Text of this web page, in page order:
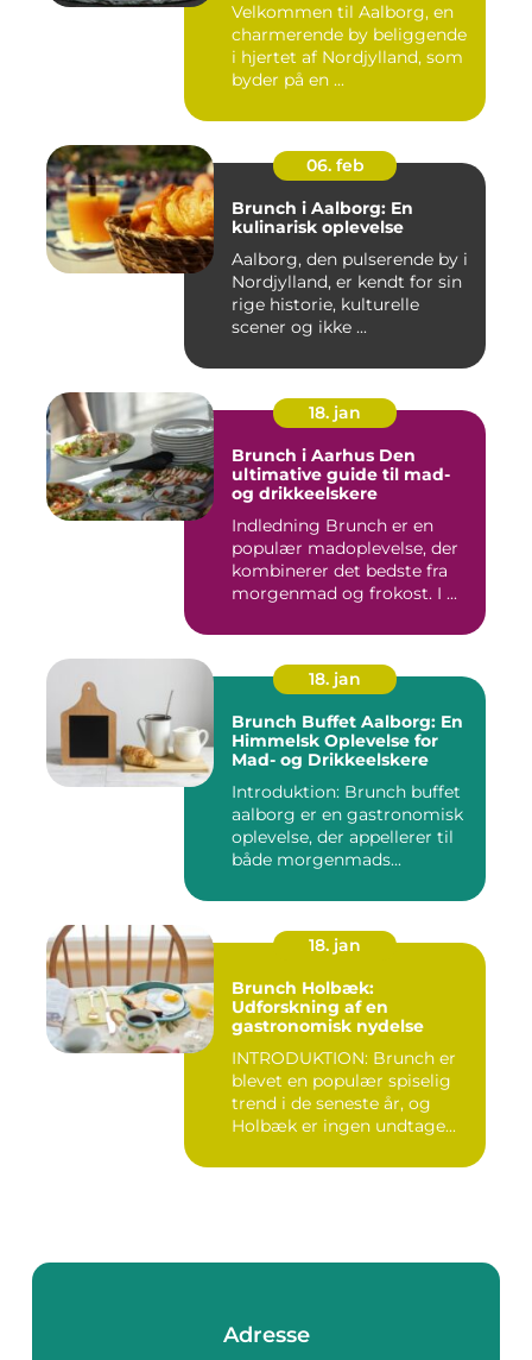
Velkommen til Aalborg, en
charmerende by beliggende
i hjertet af Nordjylland, som
byder på en ...
06. feb
Brunch i Aalborg: En
kulinarisk oplevelse
Aalborg, den pulserende by i
Nordjylland, er kendt for sin
rige historie, kulturelle
scener og ikke ...
18. jan
Brunch i Aarhus Den
ultimative guide til mad-
og drikkeelskere
Indledning Brunch er en
populær madoplevelse, der
kombinerer det bedste fra
morgenmad og frokost. I ...
18. jan
Brunch Buffet Aalborg: En
Himmelsk Oplevelse for
Mad- og Drikkeelskere
Introduktion: Brunch buffet
aalborg er en gastronomisk
oplevelse, der appellerer til
både morgenmads...
18. jan
Brunch Holbæk:
Udforskning af en
gastronomisk nydelse
INTRODUKTION: Brunch er
blevet en populær spiselig
trend i de seneste år, og
Holbæk er ingen undtage...
Adresse